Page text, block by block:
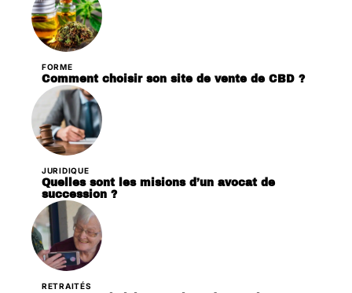
FORME
Comment choisir son site de vente de CBD ?
JURIDIQUE
Quelles sont les misions d’un avocat de
succession ?
RETRAITÉS